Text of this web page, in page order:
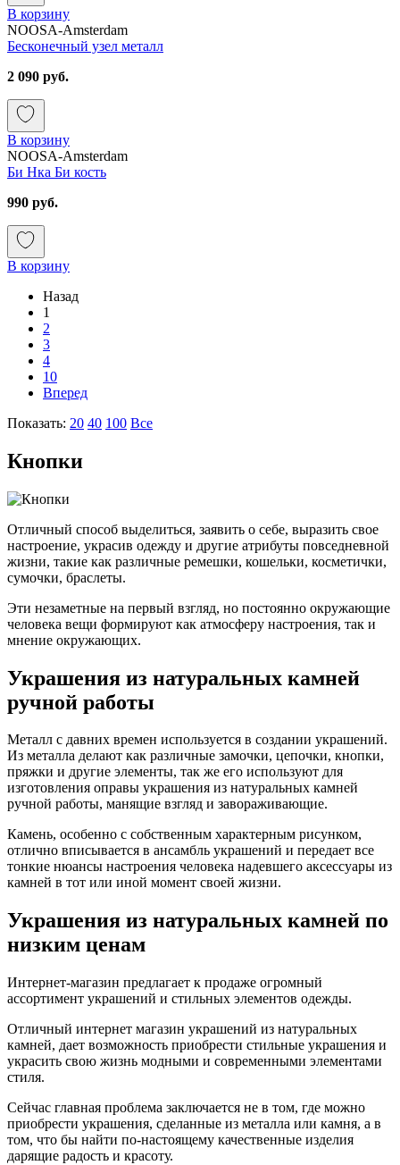
В корзину
NOOSA-Amsterdam
Бесконечный узел металл
2 090 руб.
В корзину
NOOSA-Amsterdam
Би Нка Би кость
990 руб.
В корзину
Назад
1
2
3
4
10
Вперед
Показать: 20 40 100 Все
Кнопки
Отличный способ выделиться, заявить о себе, выразить свое
настроение, украсив одежду и другие атрибуты повседневной
жизни, такие как различные ремешки, кошельки, косметички,
сумочки, браслеты.
Эти незаметные на первый взгляд, но постоянно окружающие
человека вещи формируют как атмосферу настроения, так и
мнение окружающих.
Украшения из натуральных камней
ручной работы
Металл с давних времен используется в создании украшений.
Из металла делают как различные замочки, цепочки, кнопки,
пряжки и другие элементы, так же его используют для
изготовления оправы украшения из натуральных камней
ручной работы, манящие взгляд и завораживающие.
Камень, особенно с собственным характерным рисунком,
отлично вписывается в ансамбль украшений и передает все
тонкие нюансы настроения человека надевшего аксессуары из
камней в тот или иной момент своей жизни.
Украшения из натуральных камней по
низким ценам
Интернет-магазин предлагает к продаже огромный
ассортимент украшений и стильных элементов одежды.
Отличный интернет магазин украшений из натуральных
камней, дает возможность приобрести стильные украшения и
украсить свою жизнь модными и современными элементами
стиля.
Сейчас главная проблема заключается не в том, где можно
приобрести украшения, сделанные из металла или камня, а в
том, что бы найти по-настоящему качественные изделия
дарящие радость и красоту.